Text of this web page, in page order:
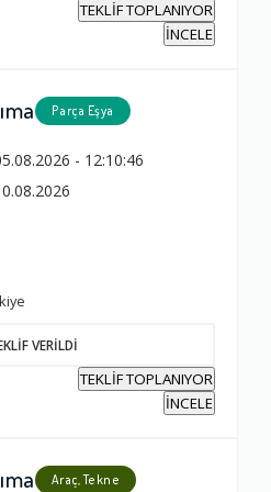
TEKLİF TOPLANIYOR
İNCELE
Parça Eşya
- 12:10:46
VERİLDİ
TEKLİF TOPLANIYOR
İNCELE
Araç, Tekne